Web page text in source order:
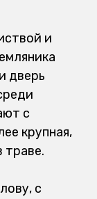
и
дверь
с
крупная,
траве.
с